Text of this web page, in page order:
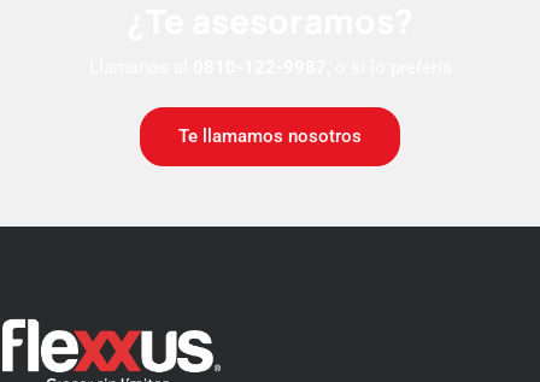
Te llamamos nosotros